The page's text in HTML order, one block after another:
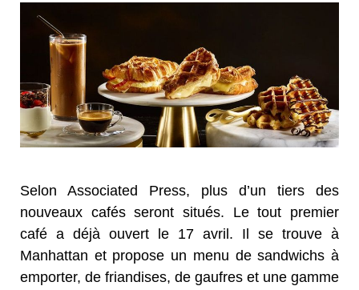
Selon Associated Press, plus d’un tiers des
nouveaux cafés seront situés. Le tout premier
café a déjà ouvert le 17 avril. Il se trouve à
Manhattan et propose un menu de sandwichs à
emporter, de friandises, de gaufres et une gamme